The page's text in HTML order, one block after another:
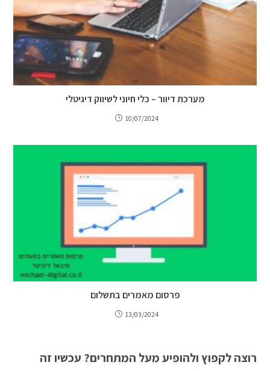
מערכת דיוור – כלי חיוני לשיווק דיגיטלי
10/07/2024
פרסום מאמרים בתשלום
13/03/2024
רוצה לקפוץ ולהופיע מעל המתחרים? עכשיו זה